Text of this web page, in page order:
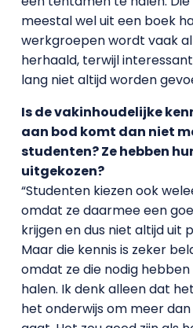
meestal wel uit een boek
werkgroepen wordt vaak
herhaald, terwijl
lang niet altijd worden
Is de vakinhoudelijke
aan bod komt dan niet
studenten? Ze hebben
uitgekozen?
“Studenten kiezen ook
omdat ze daarmee een
krijgen en dus niet altijd uit
Maar die kennis is zeker
omdat ze die nodig
halen. Ik denk alleen dat
het onderwijs om meer